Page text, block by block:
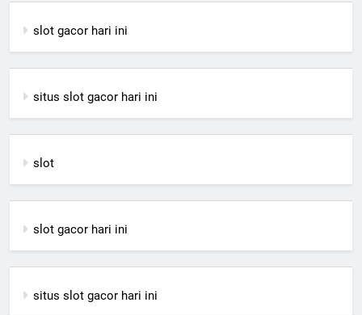
slot gacor hari ini
situs slot gacor hari ini
slot
slot gacor hari ini
situs slot gacor hari ini